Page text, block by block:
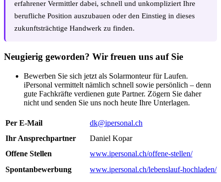
erfahrener Vermittler dabei, schnell und unkompliziert Ihre
berufliche Position auszubauen oder den Einstieg in dieses
zukunftsträchtige Handwerk zu finden.
Neugierig geworden? Wir freuen uns auf Sie
Bewerben Sie sich jetzt als Solarmonteur für Laufen.
iPersonal vermittelt nämlich schnell sowie persönlich – denn
gute Fachkräfte verdienen gute Partner. Zögern Sie daher
nicht und senden Sie uns noch heute Ihre Unterlagen.
Per E-Mail
dk@ipersonal.ch
Ihr Ansprechpartner
Daniel Kopar
Offene Stellen
www.ipersonal.ch/offene-stellen/
Spontanbewerbung
www.ipersonal.ch/lebenslauf-hochladen/